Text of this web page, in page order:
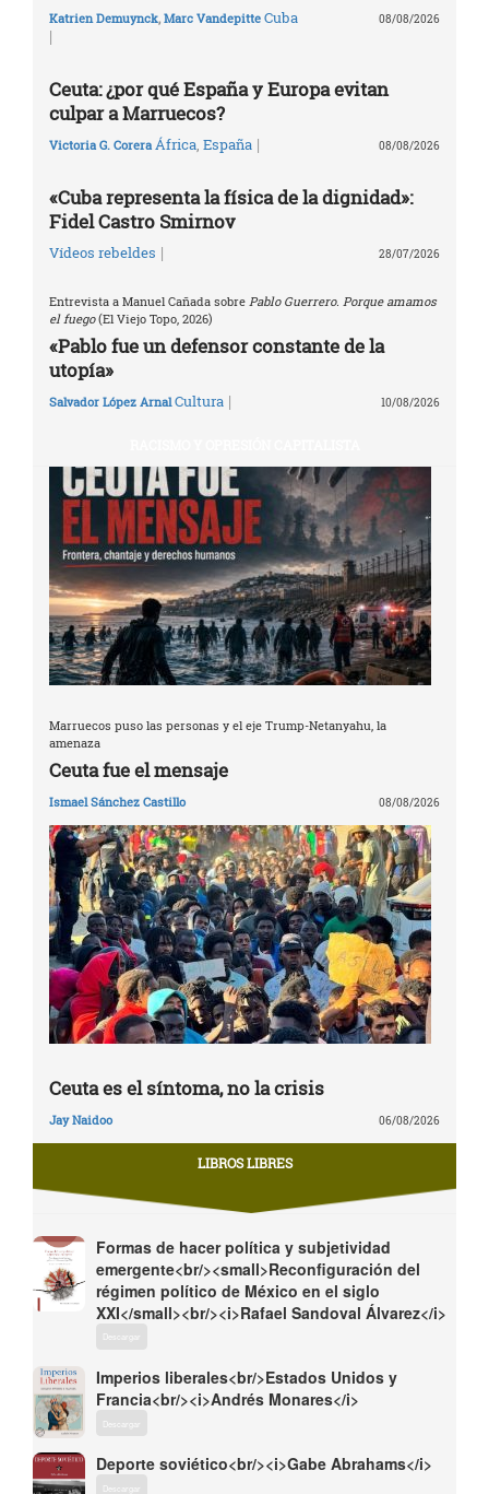
Katrien Demuynck, Marc Vandepitte Cuba
|
08/08/2026
Ceuta: ¿por qué España y Europa evitan
culpar a Marruecos?
Victoria G. Corera África España | 08/08/2026
«Cuba representa la física de la dignidad»:
Fidel Castro Smirnov
Vídeos rebeldes | 28/07/2026
Entrevista a Manuel Cañada sobre Pablo Guerrero. Porque amamos
el fuego(El Viejo Topo, 2026)
«Pablo fue un defensor constante de la
utopía»
Salvador López Arnal Cultura | 10/08/2026
Marruecos puso las personas y el eje Trump-Netanyahu, la
amenaza
Ceuta fue el mensaje
Ismael Sánchez Castillo 08/08/2026
Ceuta es el síntoma, no la crisis
Jay Naidoo 06/08/2026
LIBROS LIBRES
Formas de hacer política y subjetividad
emergente<br/><small>Reconfiguración del
régimen político de México en el siglo
XXI</small><br/><i>Rafael Sandoval Álvarez</i>
Descargar
Imperios liberales<br/>Estados Unidos y
Francia<br/><i>Andrés Monares</i>
Descargar
Deporte soviético<br/><i>Gabe Abrahams</i>
Descargar